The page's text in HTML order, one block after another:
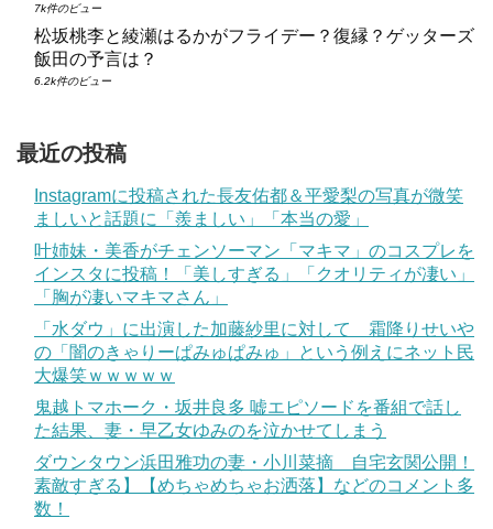
7k件のビュー
松坂桃李と綾瀬はるかがフライデー？復縁？ゲッターズ
飯田の予言は？
6.2k件のビュー
最近の投稿
Instagramに投稿された長友佑都＆平愛梨の写真が微笑
ましいと話題に「羨ましい」「本当の愛」
叶姉妹・美香がチェンソーマン「マキマ」のコスプレを
インスタに投稿！「美しすぎる」「クオリティが凄い」
「胸が凄いマキマさん」
「水ダウ」に出演した加藤紗里に対して 霜降りせいや
の「闇のきゃりーぱみゅぱみゅ」という例えにネット民
大爆笑ｗｗｗｗｗ
鬼越トマホーク・坂井良多 嘘エピソードを番組で話し
た結果、妻・早乙女ゆみのを泣かせてしまう
ダウンタウン浜田雅功の妻・小川菜摘 自宅玄関公開！
素敵すぎる】【めちゃめちゃお洒落】などのコメント多
数！